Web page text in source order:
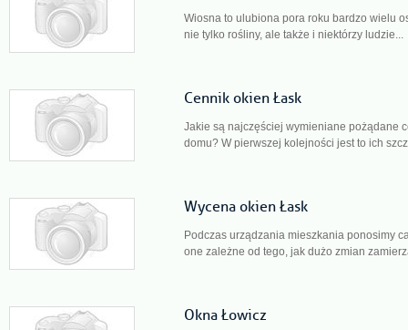
Wiosna to ulubiona pora roku bardzo wielu
nie tylko rośliny, ale także i niektórzy ludzie...
Cennik okien Łask
Jakie są najczęściej wymieniane pożądane
domu? W pierwszej kolejności jest to ich
Wycena okien Łask
Podczas urządzania mieszkania ponosimy
one zależne od tego, jak dużo zmian
Okna Łowicz